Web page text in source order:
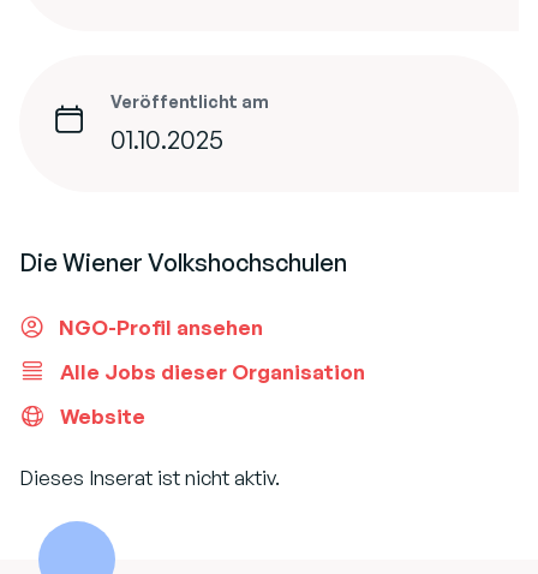
Veröffentlicht am
01.10.2025
Die Wiener Volkshochschulen
NGO-Profil ansehen
Alle Jobs dieser Organisation
Website
Dieses Inserat ist nicht aktiv.